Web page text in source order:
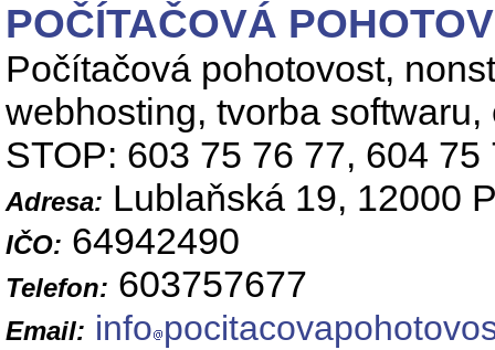
POČÍTAČOVÁ
Počítačová pohotovost,
webhosting, tvorba
STOP: 603 75 76 77, 604 75
Adresa: Lublaňská 19, 12000
IČO: 64942490
Telefon: 603757677
Email: info